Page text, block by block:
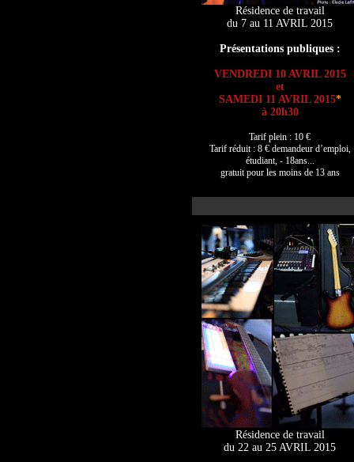
Résidence de travail
du 7 au 11 AVRIL 2015
Présentations publiques :
VENDREDI 10 AVRIL 2015
et
SAMEDI 11 AVRIL 2015*
à 20h30
Tarif plein : 10 €
Tarif réduit : 8 € demandeur d’emploi,
étudiant, - 18ans...
gratuit pour les moins de 13 ans
Résidence de travail
du 22 au 25 AVRIL 2015